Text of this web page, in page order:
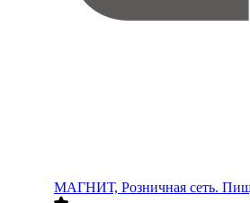
МАГНИТ, Розничная сеть.